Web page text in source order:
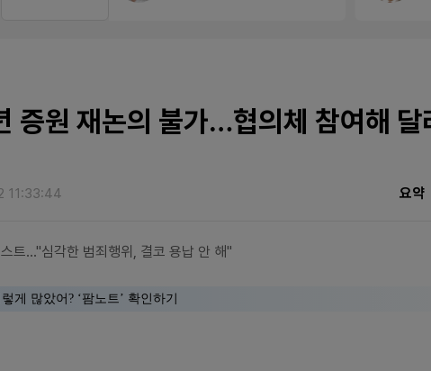
증원 재논의 불가…협의체 참여해 달
11:33:44 요약
트…"심각한 범죄행위, 결코 용납 안 해"
게 많았어? ‘팜노트’ 확인하기